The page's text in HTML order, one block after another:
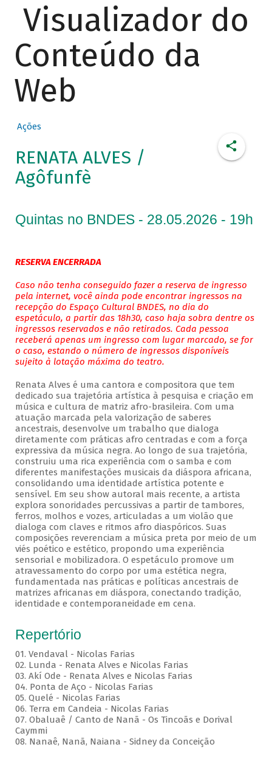
Visualizador do
Conteúdo da
Web
Ações
RENATA ALVES /
Agôfunfè
Quintas no BNDES - 28.05.2026 - 19h
RESERVA ENCERRADA
Caso não tenha conseguido fazer a reserva de ingresso
pela internet, você ainda pode encontrar ingressos na
recepção do Espaço Cultural BNDES, no dia do
espetáculo, a partir das 18h30, caso haja sobra dentre os
ingressos reservados e não retirados. Cada pessoa
receberá apenas um ingresso com lugar marcado, se for
o caso, estando o número de ingressos disponíveis
sujeito à lotação máxima do teatro.
Renata Alves é uma cantora e compositora que tem
dedicado sua trajetória artística à pesquisa e criação em
música e cultura de matriz afro-brasileira. Com uma
atuação marcada pela valorização de saberes
ancestrais, desenvolve um trabalho que dialoga
diretamente com práticas afro centradas e com a força
expressiva da música negra. Ao longo de sua trajetória,
construiu uma rica experiência com o samba e com
diferentes manifestações musicais da diáspora africana,
consolidando uma identidade artística potente e
sensível. Em seu show autoral mais recente, a artista
explora sonoridades percussivas a partir de tambores,
ferros, molhos e vozes, articuladas a um violão que
dialoga com claves e ritmos afro diaspóricos. Suas
composições reverenciam a música preta por meio de um
viés poético e estético, propondo uma experiência
sensorial e mobilizadora. O espetáculo promove um
atravessamento do corpo por uma estética negra,
fundamentada nas práticas e políticas ancestrais de
matrizes africanas em diáspora, conectando tradição,
identidade e contemporaneidade em cena.
Repertório
01. Vendaval - Nicolas Farias
02. Lunda - Renata Alves e Nicolas Farias
03. Akí Ode - Renata Alves e Nicolas Farias
04. Ponta de Aço - Nicolas Farias
05. Quelé - Nicolas Farias
06. Terra em Candeia - Nicolas Farias
07. Obaluaê / Canto de Nanã - Os Tincoãs e Dorival
Caymmi
08. Nanaê, Nanã, Naiana - Sidney da Conceição